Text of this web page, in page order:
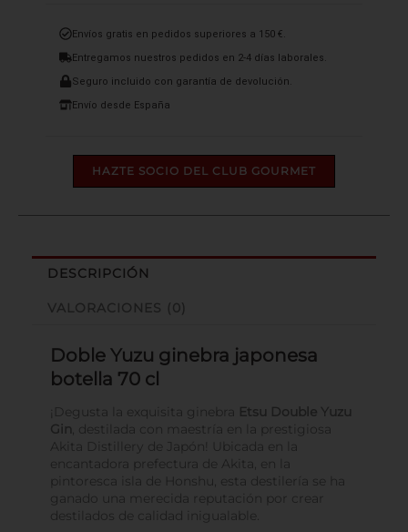
Envíos gratis en pedidos superiores a 150 €.
Entregamos nuestros pedidos en 2-4 días laborales.
Seguro incluido con garantía de devolución.
Envío desde España
HAZTE SOCIO DEL CLUB GOURMET
DESCRIPCIÓN
VALORACIONES (0)
Doble Yuzu ginebra japonesa
botella 70 cl
¡Degusta la exquisita ginebra Etsu Double Yuzu
Gin, destilada con maestría en la prestigiosa
Akita Distillery de Japón! Ubicada en la
encantadora prefectura de Akita, en la
pintoresca isla de Honshu, esta destilería se ha
ganado una merecida reputación por crear
destilados de calidad inigualable.